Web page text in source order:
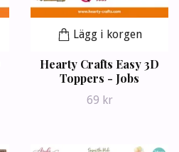
Lägg i korgen
Hearty Crafts Easy 3D
Toppers - Jobs
69 kr